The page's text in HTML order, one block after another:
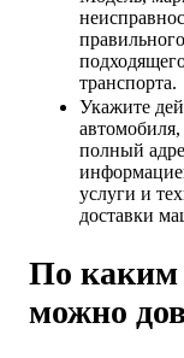
транспорта.
Укажите
полный
услуги и
доставки
По
можно